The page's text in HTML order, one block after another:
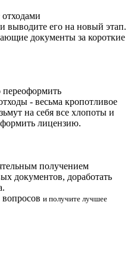
выводите его на новый этап.
документы за короткие
переоформить
- весьма кропотливое
на себя все хлопоты и
лицензию.
получением
документов, доработать
вопросов и получите лучшее